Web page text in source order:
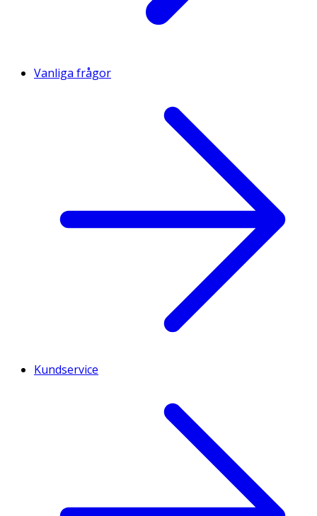
Vanliga frågor
Kundservice